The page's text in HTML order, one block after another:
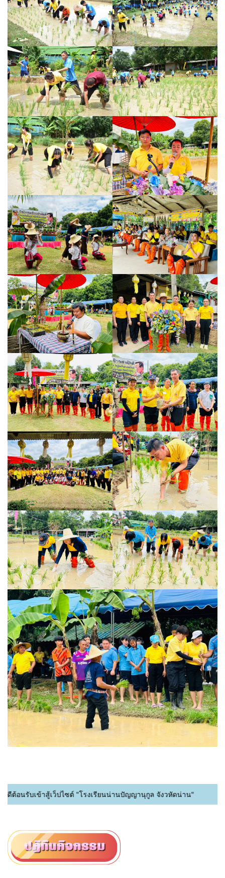
เข้าสู้เว็ปไซต์ "โรงเรียนน่านปัญญานุกูล จังวหัดน่าน"